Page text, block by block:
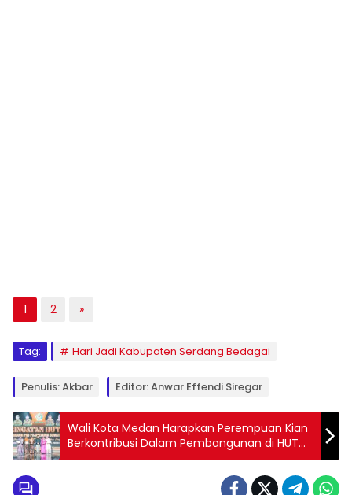
1 2 »
Tag: Hari Jadi Kabupaten Serdang Bedagai
Penulis: Akbar Editor: Anwar Effendi Siregar
Wali Kota Medan Harapkan Perempuan Kian
Berkontribusi Dalam Pembangunan di HUT
Srikandi PKB Pujakesuma Sumut